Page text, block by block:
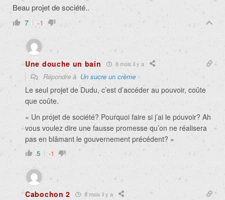
Beau projet de société..
7 -1
Une douche un bain 8 mois il y a
Répondre à Un sucre un crème
Le seul projet de Dudu, c’est d’accéder au pouvoir, coûte
que coûte.
« Un projet de société? Pourquoi faire si j’ai le pouvoir? Ah
vous voulez dire une fausse promesse qu’on ne réalisera
pas en blâmant le gouvernement précédent? »
5 -1
Cabochon 2 8 mois il y a